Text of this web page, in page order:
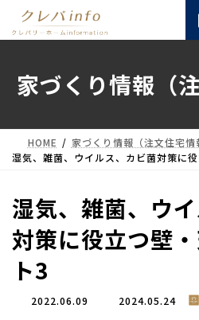
テ
キ
ゲ
に
家づくり情報（
HOME
家づくり情報（注文住宅情
湿気、雑菌、ウイルス、カビ菌対策に
湿気、雑菌、ウ
対策に役立つ壁
ト3
2022.06.09
最
2024.05.24